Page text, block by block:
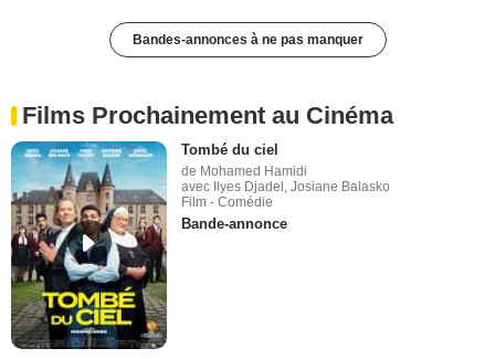
Bandes-annonces à ne pas manquer
Films Prochainement au Cinéma
Tombé du ciel
de Mohamed Hamidi
avec Ilyes Djadel, Josiane Balasko
Film - Comédie
Bande-annonce